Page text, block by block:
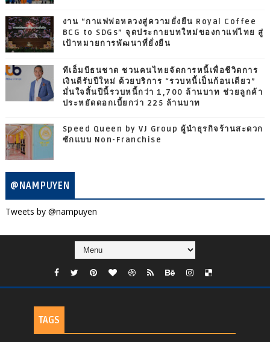
งาน “กาแฟพ่อหลวงสู่ความยั่งยืน Royal Coffee
BCG to SDGs” จุดประกายบทใหม่ของกาแฟไทย สู่
เป้าหมายการพัฒนาที่ยั่งยืน
ทีเอ็มบีธนชาต ชวนคนไทยจัดการหนี้เพื่อชีวิตการ
เงินดีรับปีใหม่ ด้วยบริการ “รวบหนี้เป็นก้อนเดียว”
มั่นใจสิ้นปีนี้รวบหนี้กว่า 1,700 ล้านบาท ช่วยลูกค้า
ประหยัดดอกเบี้ยกว่า 225 ล้านบาท
Speed Queen by VJ Group ผู้นำธุรกิจร้านสะดวก
ซักแบบ Non-Franchise
@NAMPUYEN
Tweets by @nampuyen
TAGS